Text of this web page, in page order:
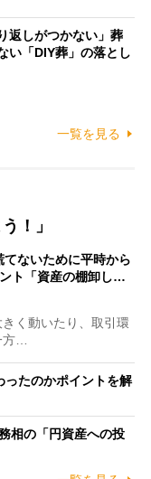
返しがつかない」葬
い「DIY葬」の落とし
一覧を見る
！」
てないために平時から
ト「資産の棚卸し…
く動いたり、取引環
…
ったのかポイントを解
相の「円資産への投